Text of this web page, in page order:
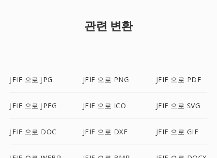
관련 변환
JFIF 으로 JPG JFIF 으로 PNG JFIF 으로 PDF
JFIF 으로 JPEG JFIF 으로 ICO JFIF 으로 SVG
JFIF 으로 DOC JFIF 으로 DXF JFIF 으로 GIF